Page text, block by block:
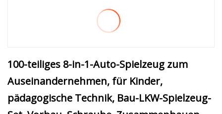
100-teiliges 8-in-1-Auto-Spielzeug zum
Auseinandernehmen, für Kinder,
pädagogische Technik, Bau-LKW-Spielzeug-